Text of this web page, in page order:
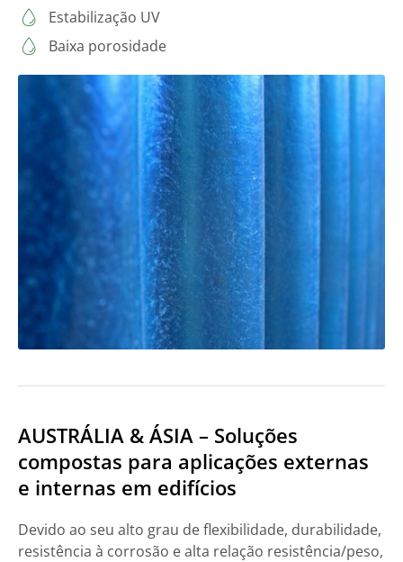
Estabilização UV
Baixa porosidade
AUSTRÁLIA & ÁSIA – Soluções
compostas para aplicações externas
e internas em edifícios
Devido ao seu alto grau de flexibilidade, durabilidade,
resistência à corrosão e alta relação resistência/peso,